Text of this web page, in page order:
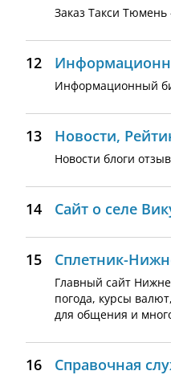
Заказ Такси
12
Информационный
13 Новости,
Новости блоги
14 Сайт о селе
15 Сплетник-
Главный сайт
погода, курсы
для общения и
16 Справочная